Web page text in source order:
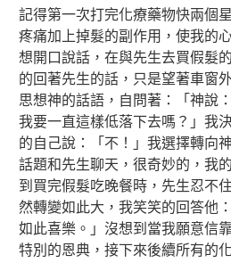
記得第一次打完化療藥物快兩個
疼痛加上掉髮的副作用，使我的
想開口說話，在與先生去買假髮
的回著先生的話，只是望著車窗
思想神的話語，自問著：「神說
我要一直這樣低落下去嗎？」我
的自己說：「不！」我選擇轉向
話題和先生聊天，很奇妙的，我
到買完假髮吃晚餐時，先生忍不
然轉變如此大，我笑笑的回答他
如此喜樂。」沒想到當我願意信
特別的恩典，接下來後續所有的